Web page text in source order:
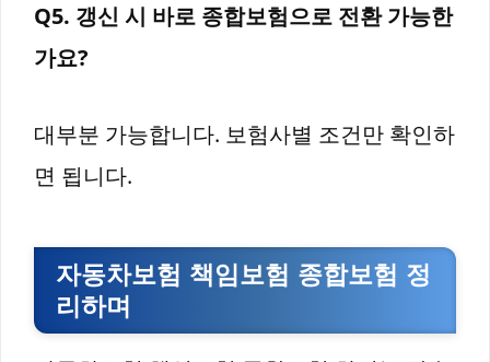
Q5. 갱신 시 바로 종합보험으로 전환 가능한
가요?
대부분 가능합니다. 보험사별 조건만 확인하
면 됩니다.
자동차보험 책임보험 종합보험 정
리하며